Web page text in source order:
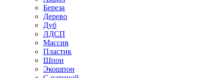
Береза
Дерево
Дуб
ЛДСП
Массив
Пластик
Шпон
Экошпон